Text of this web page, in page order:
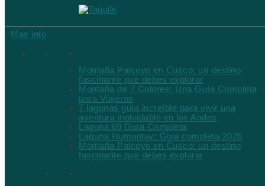
Mas info
Montaña Palcoyo en Cusco: un destino
fascinante que debes explorar
Montaña de 7 Colores: Una Guía Completa
para Viajeros
7 lagunas guía increíble para vivir una
aventura inolvidable en los Andes
Laguna 69 Guía Completa
Laguna Humantay: Guia completa 2026
Montaña Palcoyo en Cusco: un destino
fascinante que debes explorar